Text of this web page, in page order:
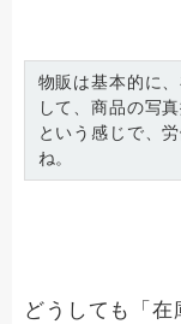
物販は基本的に
して、商品の写
という感じで、
ね。
どうしても「